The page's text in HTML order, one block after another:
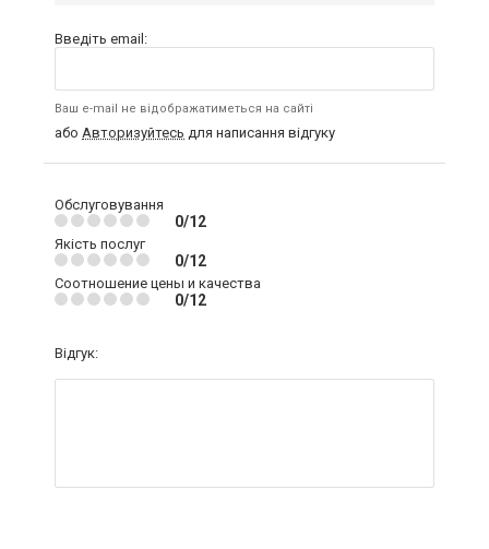
Введіть email:
Ваш e-mail не відображатиметься на сайті
або Авторизуйтесь для написання відгуку
Обслуговування
0/12
Якість послуг
0/12
Соотношение цены и качества
0/12
Відгук: